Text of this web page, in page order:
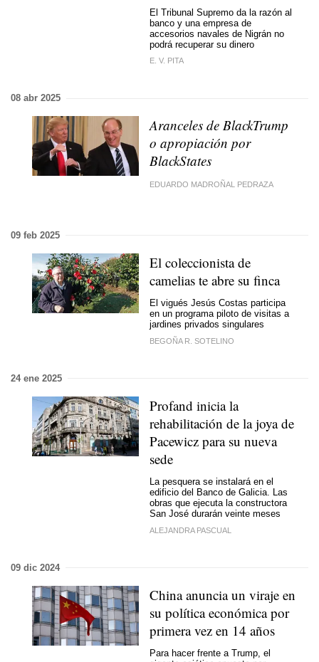
El Tribunal Supremo da la razón al
banco y una empresa de
accesorios navales de Nigrán no
podrá recuperar su dinero
E. V. PITA
08 abr 2025
Aranceles de BlackTrump
o apropiación por
BlackStates
EDUARDO MADROÑAL PEDRAZA
09 feb 2025
El coleccionista de
camelias te abre su finca
El vigués Jesús Costas participa
en un programa piloto de visitas a
jardines privados singulares
BEGOÑA R. SOTELINO
24 ene 2025
Profand inicia la
rehabilitación de la joya de
Pacewicz para su nueva
sede
La pesquera se instalará en el
edificio del Banco de Galicia. Las
obras que ejecuta la constructora
San José durarán veinte meses
ALEJANDRA PASCUAL
09 dic 2024
China anuncia un viraje en
su política económica por
primera vez en 14 años
Para hacer frente a Trump, el